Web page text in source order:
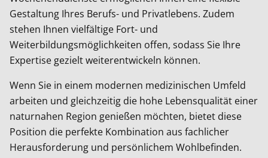
Gestaltung Ihres Berufs- und Privatlebens. Zudem
stehen Ihnen vielfältige Fort- und
Weiterbildungsmöglichkeiten offen, sodass Sie Ihre
Expertise gezielt weiterentwickeln können.
Wenn Sie in einem modernen medizinischen Umfeld
arbeiten und gleichzeitig die hohe Lebensqualität einer
naturnahen Region genießen möchten, bietet diese
Position die perfekte Kombination aus fachlicher
Herausforderung und persönlichem Wohlbefinden.